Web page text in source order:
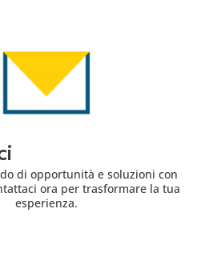
di opportunità e soluzioni con
ora per trasformare la tua
esperienza.